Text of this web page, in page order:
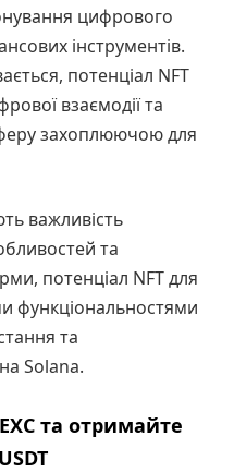
цифрового
інструментів.
потенціал NFT
взаємодії та
захоплюючою для
важливість
та
потенціал NFT для
функціональностями
та
Solana.
та отримайте